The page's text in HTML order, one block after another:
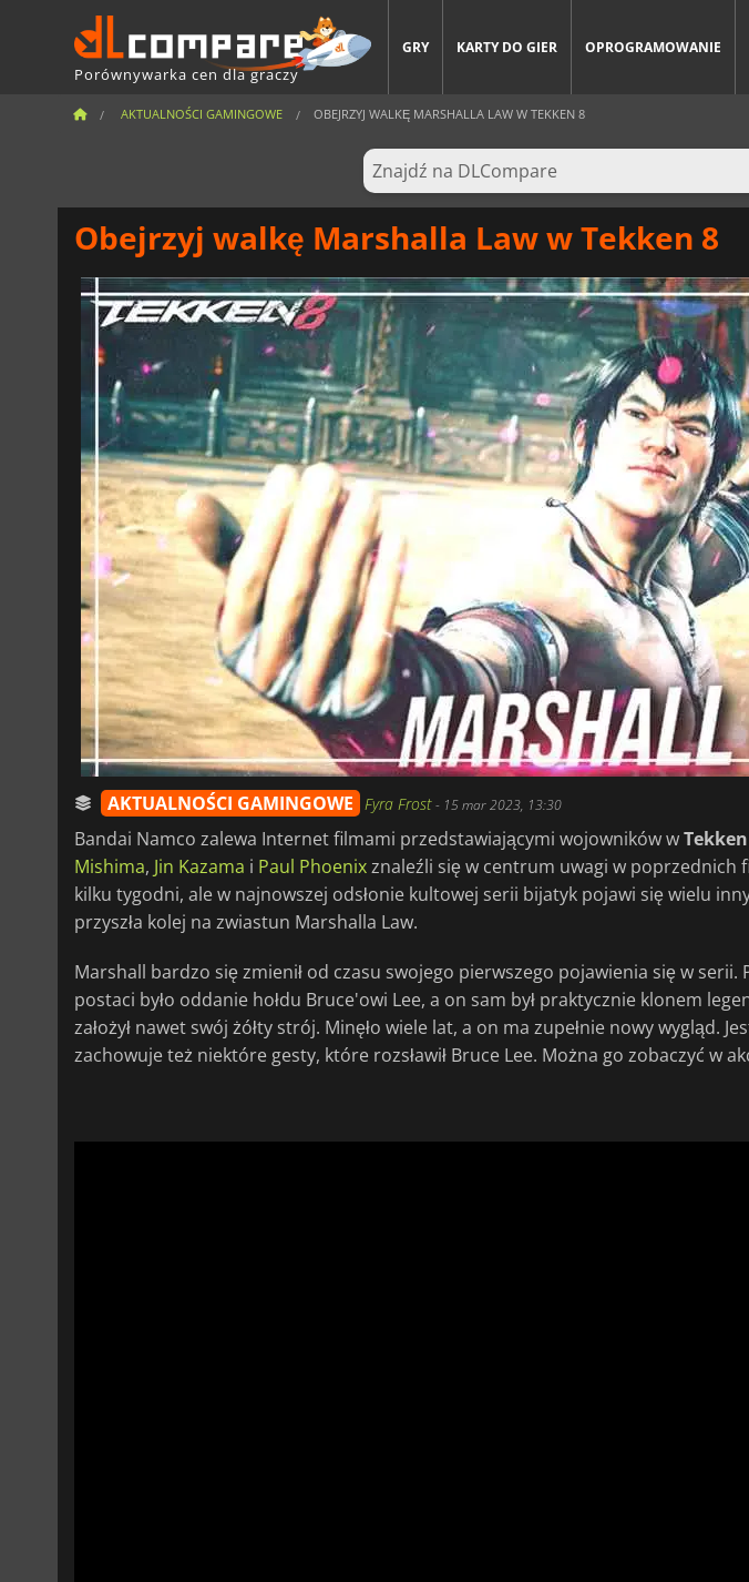
Porównywarka cen dla graczy
GRY KARTY DO GIER OPROGRAMOWANIE
AKTUALNOŚCI GAMINGOWE OBEJRZYJ WALKĘ MARSHALLA LAW W TEKKEN 8
Obejrzyj walkę Marshalla Law w Tekken 8
AKTUALNOŚCI GAMINGOWE Fyra Frost- 15 mar 2023, 13:30
Bandai Namco zalewa Internet filmami przedstawiającymi wojowników w
Mishima, Jin Kazama i Paul Phoenixznaleźli się w centrum uwagi w poprzednich
kilku tygodni, ale w najnowszej odsłonie kultowej serii bijatyk pojawi się wielu
przyszła kolej na zwiastun Marshalla Law.
Marshall bardzo się zmienił od czasu swojego pierwszego pojawienia się w serii.
postaci było oddanie hołdu Bruce'owi Lee, a on sam był praktycznie klonem
założył nawet swój żółty strój. Minęło wiele lat, a on ma zupełnie nowy wygląd.
zachowuje też niektóre gesty, które rozsławił Bruce Lee. Można go zobaczyć w